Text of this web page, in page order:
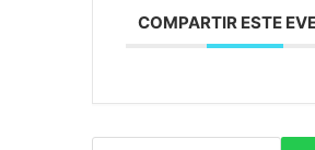
COMPARTIR ESTE